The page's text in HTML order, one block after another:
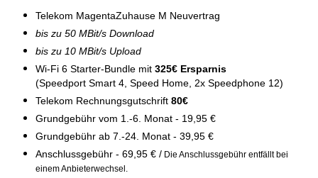
Telekom MagentaZuhause M Neuvertrag
bis zu 50 MBit/s Download
bis zu 10 MBit/s Upload
Wi-Fi 6 Starter-Bundle mit 325€ Ersparnis
(Speedport Smart 4, Speed Home, 2x Speedphone 12)
Telekom Rechnungsgutschrift 80€
Grundgebühr vom 1.-6. Monat - 19,95 €
Grundgebühr ab 7.-24. Monat - 39,95 €
Anschlussgebühr - 69,95 € / Die Anschlussgebühr entfällt bei
einem Anbieterwechsel.